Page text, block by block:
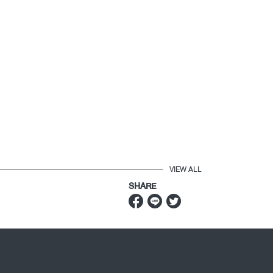
VIEW ALL
SHARE